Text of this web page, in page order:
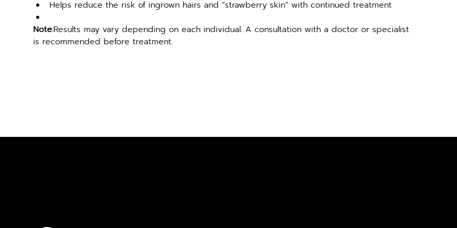
Helps reduce the risk of ingrown hairs and “strawberry skin” with continued treatment
Note:Results may vary depending on each individual. A consultation with a doctor or specialist
is recommended before treatment.